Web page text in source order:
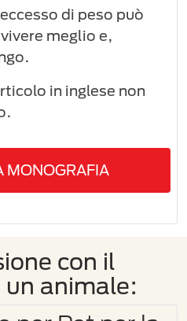
di peso può
meglio e,
in inglese non
MONOGRAFIA
con il
animale: